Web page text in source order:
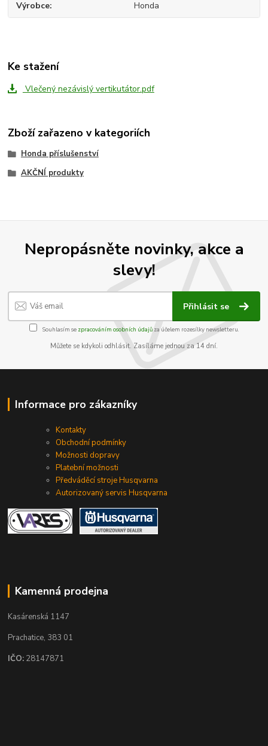
Výrobce Honda
Ke stažení
Vlečený nezávislý vertikutátor.pdf
Zboží zařazeno v kategoriích
Honda příslušenství
AKČNÍ produkty
Nepropásněte novinky, akce a
slevy!
Přihlásit se
Souhlasím se zpracováním osobních údajůza účelem rozesílky newsletteru.
Můžete se kdykoli odhlásit. Zasíláme jednou za 14 dní.
Informace pro zákazníky
Kontakty
Obchodní podmínky
Možnosti dopravy
Platební možnosti
Předváděcí stroje Husqvarna
Autorizovaný servis Husqvarna
Kamenná prodejna
Kasárenská 1147
Prachatice, 383 01
IČO: 28147871